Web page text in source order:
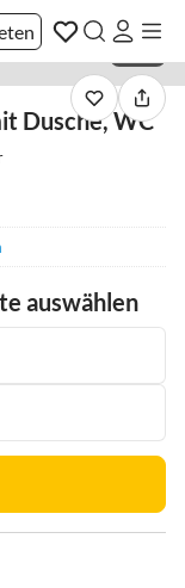
Dusche, WC
auswählen